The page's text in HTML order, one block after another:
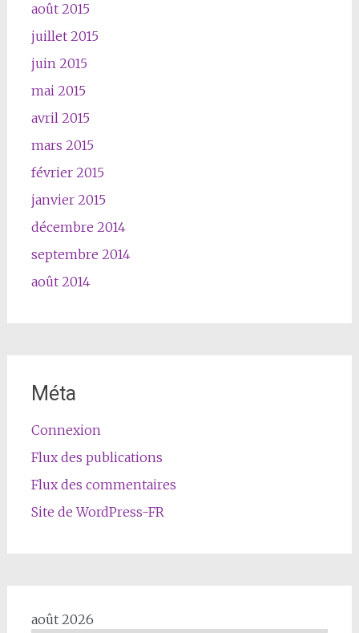
août 2015
juillet 2015
juin 2015
mai 2015
avril 2015
mars 2015
février 2015
janvier 2015
décembre 2014
septembre 2014
août 2014
Méta
Connexion
Flux des publications
Flux des commentaires
Site de WordPress-FR
août 2026